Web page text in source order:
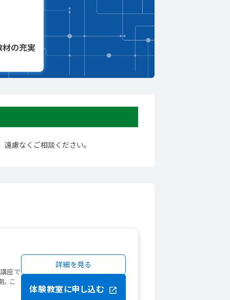
の充実
慮なくご相談ください。
座で
こ
詳細を見る
体験教室に申し込む